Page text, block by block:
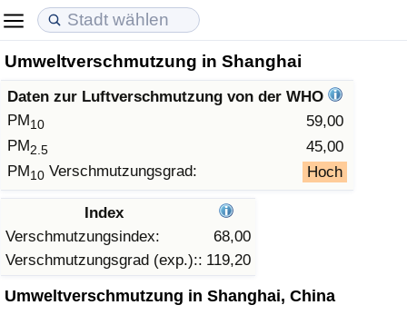
Umweltverschmutzung in Shanghai
Daten zur Luftverschmutzung von der WHO
PM10
59,00
PM2.5
45,00
PM10 Verschmutzungsgrad: Hoch
Index
Verschmutzungsindex:
68,00
Verschmutzungsgrad (exp.):: 119,20
Umweltverschmutzung in Shanghai, China
Lebenshaltungskosten
Lebenshaltungskosten-Index (aktuell)
Lebenshaltungskosten-Index
Lebenshaltungskosten-Index nach Land
in Akaba
Immobilienpreise
Immobilienpreis-Index (aktuell)
Immobilienpreis-Index
Immobilienpreis-Index nach Land
Lebensqualität
Lebensqualität-Index
Lebensqualität-Index (aktuell)
Lebensqualitätsindex nach Land
Kriminalität
Kriminalitäts-Index (aktuell)